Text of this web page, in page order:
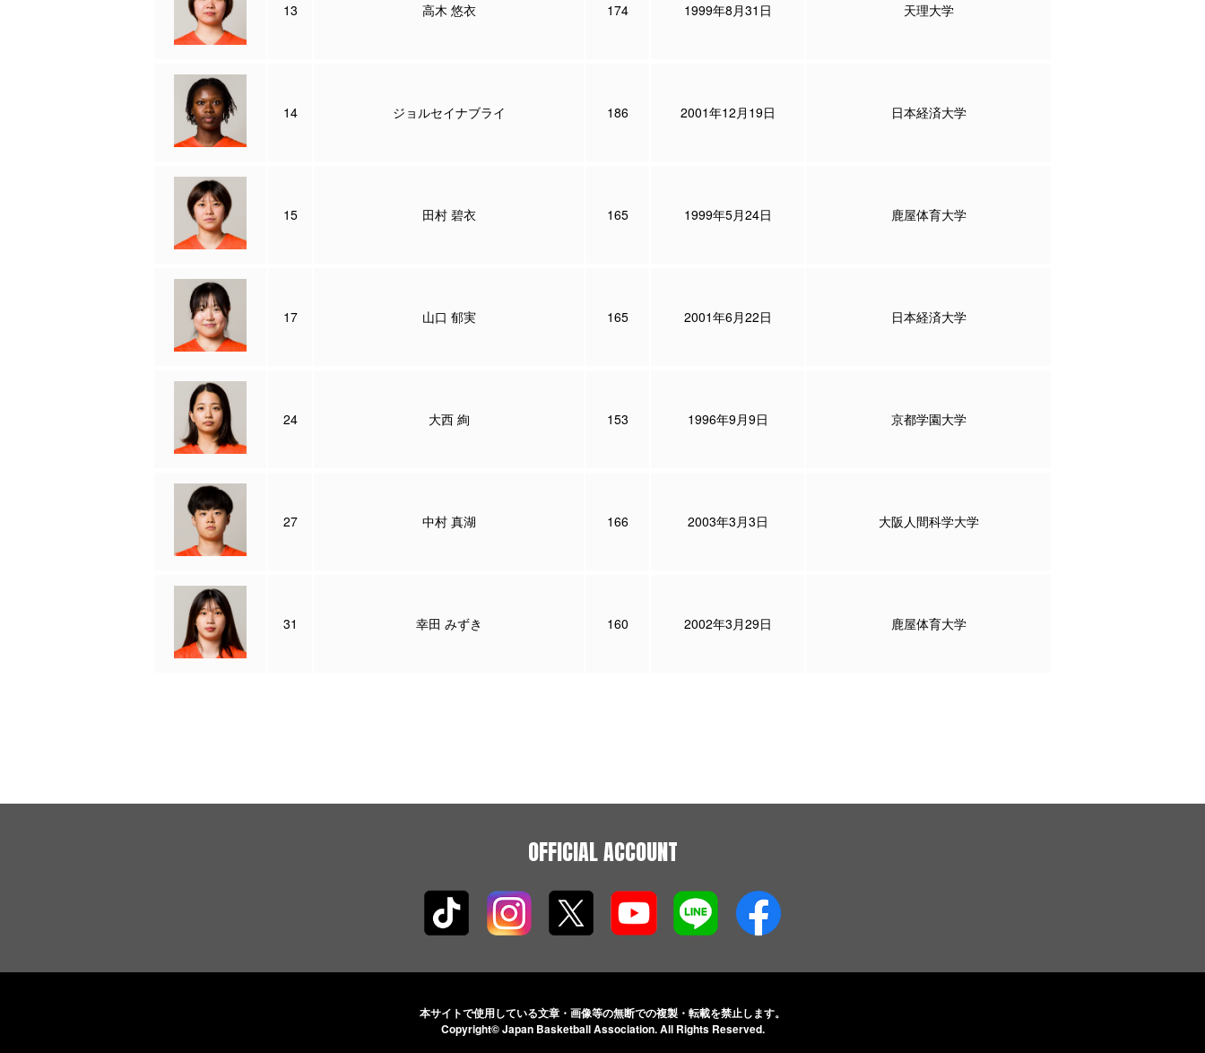
13 高木 悠衣 174 1999年8月31日 天理大学
14 ジョルセイナブライ 186 2001年12月19日 日本経済大学
15 田村 碧衣 165 1999年5月24日 鹿屋体育大学
17 山口 郁実 165 2001年6月22日 日本経済大学
24 大西 絢 153 1996年9月9日 京都学園大学
27 中村 真湖 166 2003年3月3日 大阪人間科学大学
31 幸田 みずき 160 2002年3月29日 鹿屋体育大学
OFFICIAL ACCOUNT
本サイトで使用している文章・画像等の無断での複製・転載を禁止します。
Copyright© Japan Basketball Association.All Rights Reserved.